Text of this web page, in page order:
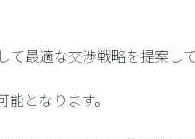
最適な交渉戦略を提案して
となります。